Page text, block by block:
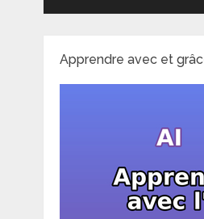
Apprendre avec et